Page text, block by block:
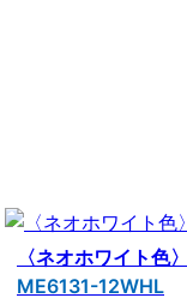
〈ネオホワイト色〉
ME6131-12WHL